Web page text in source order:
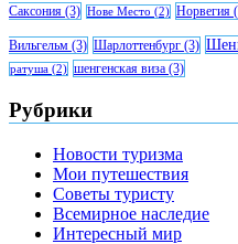
Саксония (3) Нове Место (2) Норвегия
Вильгельм (3) Шарлоттенбург (3)
ратуша (2) шенгенская виза (3)
Рубрики
Новости туризма
Мои путешествия
Советы туристу
Всемирное наследие
Интересный мир